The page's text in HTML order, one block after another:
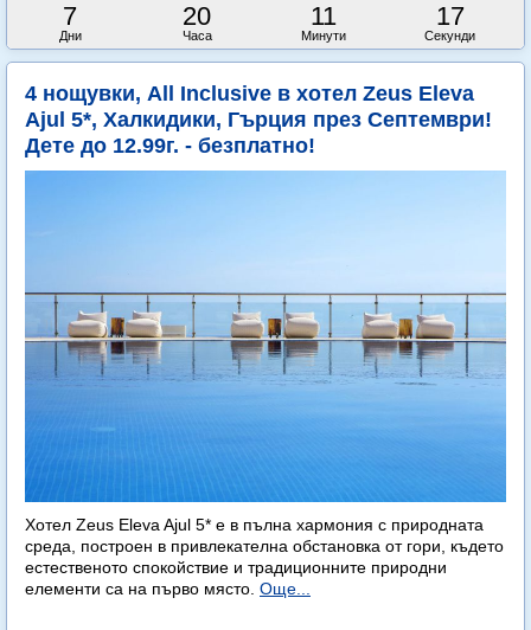
7
Дни
20
Часа
11
Минути
16
Секунди
4 нощувки, All Inclusive в хотел Zeus Eleva
Ajul 5*, Халкидики, Гърция през Септември!
Дете до 12.99г. - безплатно!
Хотел Zeus Eleva Ajul 5* е в пълна хармония с природната
среда, построен в привлекателна обстановка от гори, където
естественото спокойствие и традиционните природни
елементи са на първо място. Още...